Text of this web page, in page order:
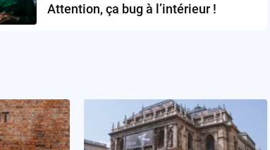
Attention, ça bug à l’intérieur !